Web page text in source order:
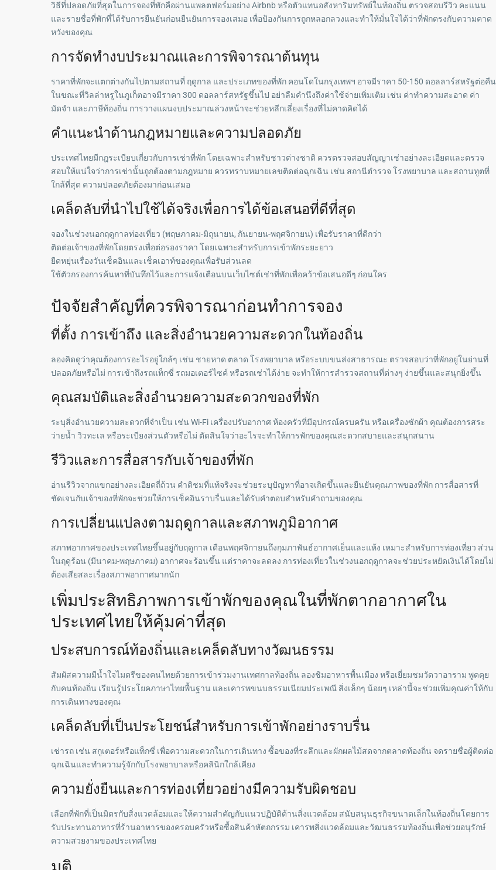
วิธีที่ปลอดภัยที่สุดในการจองที่พักคือผ่านแพลตฟอร์มอย่าง Airbnb หรือตัวแทนอสังหาริมทรัพย์ในท้องถิ่น ตรวจสอบรีวิว คะแนน
และรายชื่อที่พักที่ได้รับการยืนยันก่อนยืนยันการจองเสมอ เพื่อป้องกันการถูกหลอกลวงและทำให้มั่นใจได้ว่าที่พักตรงกับความคาด
หวังของคุณ
การจัดทำงบประมาณและการพิจารณาต้นทุน
ราคาที่พักจะแตกต่างกันไปตามสถานที่ ฤดูกาล และประเภทของที่พัก คอนโดในกรุงเทพฯ อาจมีราคา 50-150 ดอลลาร์สหรัฐต่อคืน
ในขณะที่วิลล่าหรูในภูเก็ตอาจมีราคา 300 ดอลลาร์สหรัฐขึ้นไป อย่าลืมคำนึงถึงค่าใช้จ่ายเพิ่มเติม เช่น ค่าทำความสะอาด ค่า
มัดจำ และภาษีท้องถิ่น การวางแผนงบประมาณล่วงหน้าจะช่วยหลีกเลี่ยงเรื่องที่ไม่คาดคิดได้
คำแนะนำด้านกฎหมายและความปลอดภัย
ประเทศไทยมีกฎระเบียบเกี่ยวกับการเช่าที่พัก โดยเฉพาะสำหรับชาวต่างชาติ ควรตรวจสอบสัญญาเช่าอย่างละเอียดและตรวจ
สอบให้แน่ใจว่าการเช่านั้นถูกต้องตามกฎหมาย ควรทราบหมายเลขติดต่อฉุกเฉิน เช่น สถานีตำรวจ โรงพยาบาล และสถานทูตที่
ใกล้ที่สุด ความปลอดภัยต้องมาก่อนเสมอ
เคล็ดลับที่นำไปใช้ได้จริงเพื่อการได้ข้อเสนอที่ดีที่สุด
จองในช่วงนอกฤดูกาลท่องเที่ยว (พฤษภาคม-มิถุนายน, กันยายน-พฤศจิกายน) เพื่อรับราคาที่ดีกว่า
ติดต่อเจ้าของที่พักโดยตรงเพื่อต่อรองราคา โดยเฉพาะสำหรับการเข้าพักระยะยาว
ยืดหยุ่นเรื่องวันเช็คอินและเช็คเอาท์ของคุณเพื่อรับส่วนลด
ใช้ตัวกรองการค้นหาที่บันทึกไว้และการแจ้งเตือนบนเว็บไซต์เช่าที่พักเพื่อคว้าข้อเสนอดีๆ ก่อนใคร
ปัจจัยสำคัญที่ควรพิจารณาก่อนทำการจอง
ที่ตั้ง การเข้าถึง และสิ่งอำนวยความสะดวกในท้องถิ่น
ลองคิดดูว่าคุณต้องการอะไรอยู่ใกล้ๆ เช่น ชายหาด ตลาด โรงพยาบาล หรือระบบขนส่งสาธารณะ ตรวจสอบว่าที่พักอยู่ในย่านที่
ปลอดภัยหรือไม่ การเข้าถึงรถแท็กซี่ รถมอเตอร์ไซค์ หรือรถเช่าได้ง่าย จะทำให้การสำรวจสถานที่ต่างๆ ง่ายขึ้นและสนุกยิ่งขึ้น
คุณสมบัติและสิ่งอำนวยความสะดวกของที่พัก
ระบุสิ่งอำนวยความสะดวกที่จำเป็น เช่น Wi-Fi เครื่องปรับอากาศ ห้องครัวที่มีอุปกรณ์ครบครัน หรือเครื่องซักผ้า คุณต้องการสระ
ว่ายน้ำ วิวทะเล หรือระเบียงส่วนตัวหรือไม่ ตัดสินใจว่าอะไรจะทำให้การพักของคุณสะดวกสบายและสนุกสนาน
รีวิวและการสื่อสารกับเจ้าของที่พัก
อ่านรีวิวจากแขกอย่างละเอียดถี่ถ้วน คำติชมที่แท้จริงจะช่วยระบุปัญหาที่อาจเกิดขึ้นและยืนยันคุณภาพของที่พัก การสื่อสารที่
ชัดเจนกับเจ้าของที่พักจะช่วยให้การเช็คอินราบรื่นและได้รับคำตอบสำหรับคำถามของคุณ
การเปลี่ยนแปลงตามฤดูกาลและสภาพภูมิอากาศ
สภาพอากาศของประเทศไทยขึ้นอยู่กับฤดูกาล เดือนพฤศจิกายนถึงกุมภาพันธ์อากาศเย็นและแห้ง เหมาะสำหรับการท่องเที่ยว ส่วน
ในฤดูร้อน (มีนาคม-พฤษภาคม) อากาศจะร้อนขึ้น แต่ราคาจะลดลง การท่องเที่ยวในช่วงนอกฤดูกาลจะช่วยประหยัดเงินได้โดยไม่
ต้องเสียสละเรื่องสภาพอากาศมากนัก
เพิ่มประสิทธิภาพการเข้าพักของคุณในที่พักตากอากาศใน
ประเทศไทยให้คุ้มค่าที่สุด
ประสบการณ์ท้องถิ่นและเคล็ดลับทางวัฒนธรรม
สัมผัสความมีน้ำใจไมตรีของคนไทยด้วยการเข้าร่วมงานเทศกาลท้องถิ่น ลองชิมอาหารพื้นเมือง หรือเยี่ยมชมวัดวาอาราม พูดคุย
กับคนท้องถิ่น เรียนรู้ประโยคภาษาไทยพื้นฐาน และเคารพขนบธรรมเนียมประเพณี สิ่งเล็กๆ น้อยๆ เหล่านี้จะช่วยเพิ่มคุณค่าให้กับ
การเดินทางของคุณ
เคล็ดลับที่เป็นประโยชน์สำหรับการเข้าพักอย่างราบรื่น
เช่ารถ เช่น สกูเตอร์หรือแท็กซี่ เพื่อความสะดวกในการเดินทาง ซื้อของที่ระลึกและผักผลไม้สดจากตลาดท้องถิ่น จดรายชื่อผู้ติดต่อ
ฉุกเฉินและทำความรู้จักกับโรงพยาบาลหรือคลินิกใกล้เคียง
ความยั่งยืนและการท่องเที่ยวอย่างมีความรับผิดชอบ
เลือกที่พักที่เป็นมิตรกับสิ่งแวดล้อมและให้ความสำคัญกับแนวปฏิบัติด้านสิ่งแวดล้อม สนับสนุนธุรกิจขนาดเล็กในท้องถิ่นโดยการ
รับประทานอาหารที่ร้านอาหารของครอบครัวหรือซื้อสินค้าหัตถกรรม เคารพสิ่งแวดล้อมและวัฒนธรรมท้องถิ่นเพื่อช่วยอนุรักษ์
ความสวยงามของประเทศไทย